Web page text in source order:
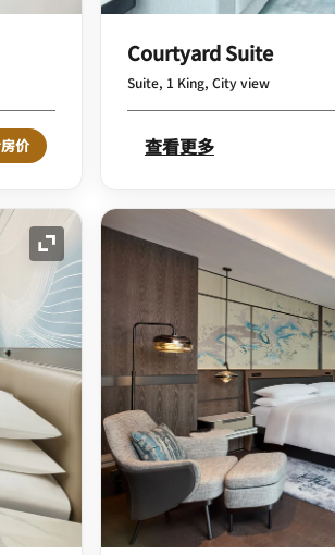
价
Courtyard Suite
Suite, 1 King, City view
查看更多
展开图标